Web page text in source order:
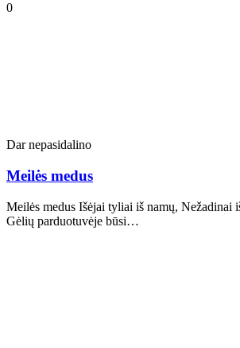
0
Dar nepasidalino
Meilės medus
Meilės medus Išėjai tyliai iš namų, Nežadinai
Gėlių parduotuvėje būsi…